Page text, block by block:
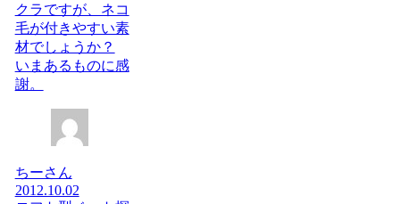
クラですが、ネコ
毛が付きやすい素
材でしょうか？
いまあるものに感
謝。
ちーさん
2012.10.02